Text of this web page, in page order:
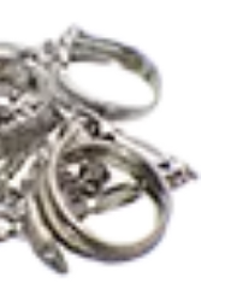
and one 1/4 oz coin